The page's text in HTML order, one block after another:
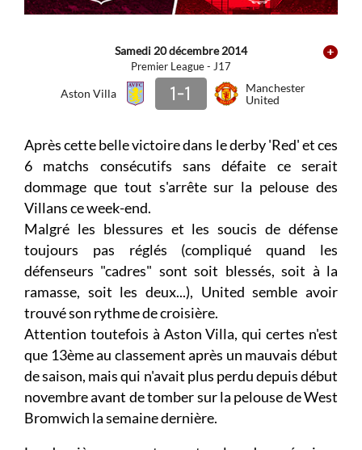
Samedi 20 décembre 2014
Premier League - J17
Aston Villa 1-1
Manchester
United
Après cette belle victoire dans le derby 'Red' et ces
6 matchs consécutifs sans défaite ce serait
dommage que tout s'arrête sur la pelouse des
Villans ce week-end.
Malgré les blessures et les soucis de défense
toujours pas réglés (compliqué quand les
défenseurs "cadres" sont soit blessés, soit à la
ramasse, soit les deux...), United semble avoir
trouvé son rythme de croisière.
Attention toutefois à Aston Villa, qui certes n'est
que 13ème au classement après un mauvais début
de saison, mais qui n'avait plus perdu depuis début
novembre avant de tomber sur la pelouse de West
Bromwich la semaine dernière.